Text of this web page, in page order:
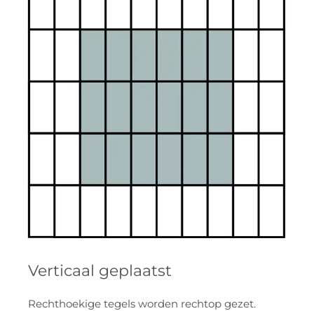
Verticaal geplaatst
Rechthoekige tegels worden rechtop gezet.